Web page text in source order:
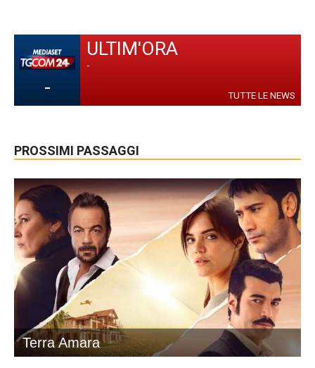
-
ULTIM'ORA
-
TUTTE LE NEWS
PROSSIMI PASSAGGI
Terra Amara